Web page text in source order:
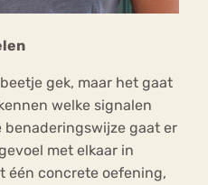
gek, maar het gaat
welke signalen
benaderingswijze gaat er
met elkaar in
één concrete oefening,